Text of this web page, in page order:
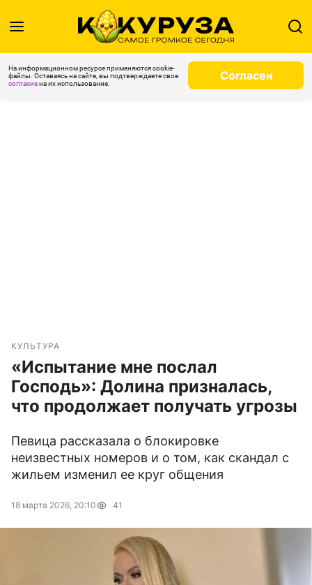
На информационном ресурсе применяются cookie-
файлы. Оставаясь на сайте, вы подтверждаете свое
согласиена их использование.
Согласен
КУЛЬТУРА
«Испытание мне послал
Господь»: Долина призналась,
что продолжает получать угрозы
Певица рассказала о блокировке
неизвестных номеров и о том, как скандал с
жильем изменил ее круг общения
18 марта 2026, 20:10 41